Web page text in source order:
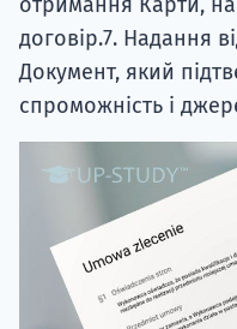
договір.7. Надання
Документ, який
спроможність і